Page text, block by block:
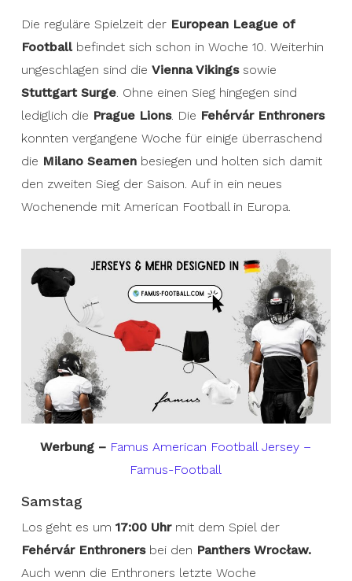
Die reguläre Spielzeit der European League of
Footballbefindet sich schon in Woche 10. Weiterhin
ungeschlagen sind die Vienna Vikingssowie
Stuttgart Surge. Ohne einen Sieg hingegen sind
lediglich die Prague Lions. Die Fehérvár Enthroners
konnten vergangene Woche für einige überraschend
die Milano Seamenbesiegen und holten sich damit
den zweiten Sieg der Saison. Auf in ein neues
Wochenende mit American Football in Europa.
Werbung – Famus American Football Jersey –
Famus-Football
Samstag
Los geht es um 17:00 Uhrmit dem Spiel der
Fehérvár Enthroners bei den Panthers Wrocław.
Auch wenn die Enthroners letzte Woche